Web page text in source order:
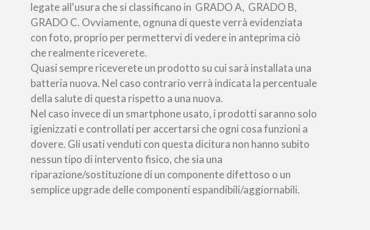
legate all'usura che si classificano in GRADO A, GRADO B,
GRADO C. Ovviamente, ognuna di queste verrà evidenziata
con foto, proprio per permettervi di vedere in anteprima ciò
che realmente riceverete.
Quasi sempre riceverete un prodotto su cui sarà installata una
batteria nuova. Nel caso contrario verrà indicata la percentuale
della salute di questa rispetto a una nuova.
Nel caso invece di un smartphone usato, i prodotti saranno solo
igienizzati e controllati per accertarsi che ogni cosa funzioni a
dovere. Gli usati venduti con questa dicitura non hanno subito
nessun tipo di intervento fisico, che sia una
riparazione/sostituzione di un componente difettoso o un
semplice upgrade delle componenti espandibili/aggiornabili.